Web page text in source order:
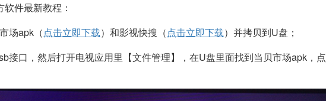
件最新教程：
场apk（点击立即下载） 和影视快搜（点击立即下载）并拷贝到U盘；
接口，然后打开电视应用里【文件管理】，在U盘里面找到当贝市场apk，点